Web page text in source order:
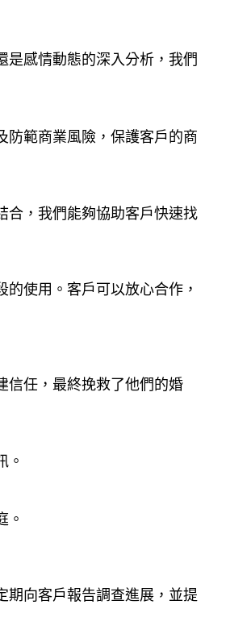
是感情動態的深入分析，我們
防範商業風險，保護客戶的商
合，我們能夠協助客戶快速找
使用。客戶可以放心合作，
信任，最終挽救了他們的婚
。
。
期向客戶報告調查進展，並提